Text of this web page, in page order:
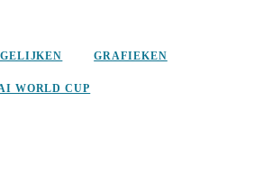
GRAFIEKEN
WORLD CUP